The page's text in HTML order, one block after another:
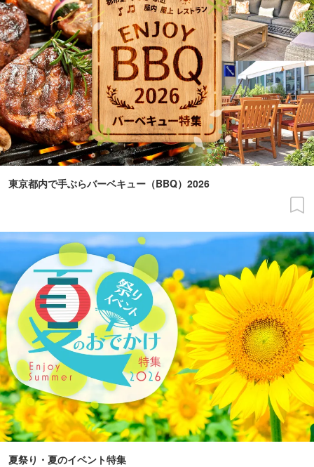
東京都内で手ぶらバーベキュー（BBQ）2026
夏祭り・夏のイベント特集